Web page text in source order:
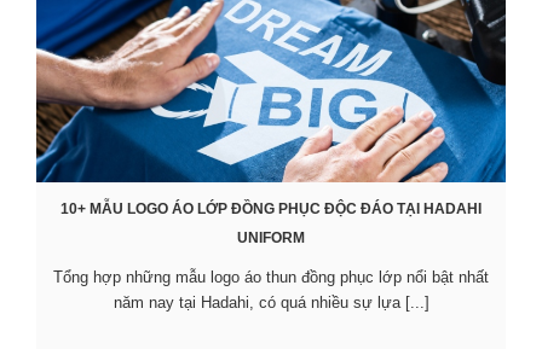
10+ MẪU LOGO ÁO LỚP ĐỒNG PHỤC ĐỘC ĐÁO TẠI HADAHI
UNIFORM
Tổng hợp những mẫu logo áo thun đồng phục lớp nổi bật nhất
năm nay tại Hadahi, có quá nhiều sự lựa [...]